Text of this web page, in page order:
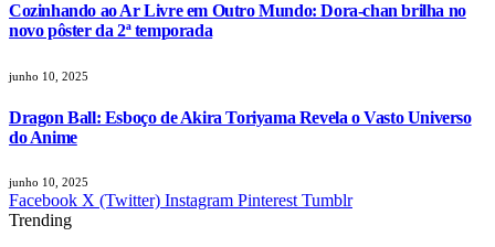
Cozinhando ao Ar Livre em Outro Mundo: Dora-chan brilha no
novo pôster da 2ª temporada
junho 10, 2025
Dragon Ball: Esboço de Akira Toriyama Revela o Vasto Universo
do Anime
junho 10, 2025
Facebook X (Twitter) Instagram Pinterest Tumblr
Trending